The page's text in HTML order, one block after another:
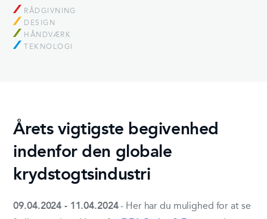
RÅDGIVNING
DESIGN
HÅNDVÆRK
TEKNOLOGI
Årets vigtigste begivenhed
indenfor den globale
krydstogtsindustri
09.04.2024 - 11.04.2024- Her har du mulighed for at se